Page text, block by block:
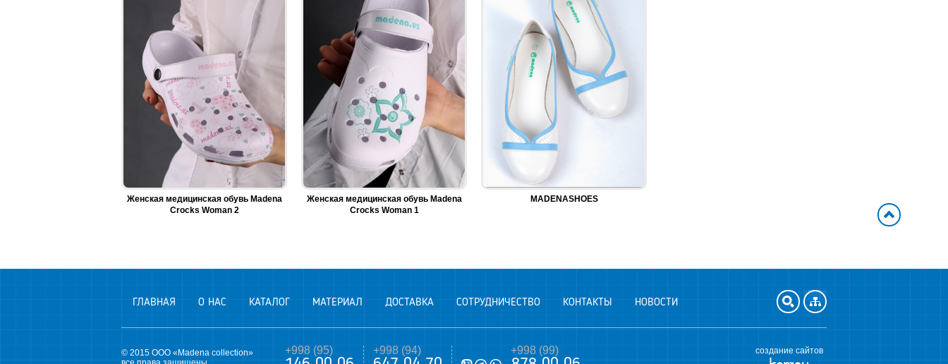
Женская медицинская обувь Madena
Crocks Woman 2
Женская медицинская обувь Madena
Crocks Woman 1
MADENASHOES
ГЛАВНАЯ О НАС КАТАЛОГ МАТЕРИАЛ ДОСТАВКА СОТРУДНИЧЕСТВО КОНТАКТЫ НОВОСТИ
© 2015 ООО «Madena collection»
+998 (95) +998 (94) +998 (99) создание сайтов